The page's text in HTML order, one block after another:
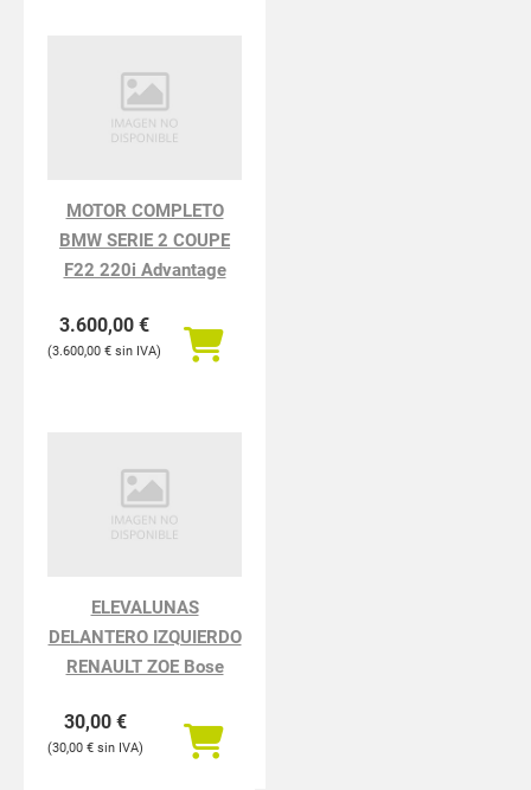
MOTOR COMPLETO
BMW SERIE 2 COUPE
F22 220i Advantage
3.600,00 €
3.600,00 €
ELEVALUNAS
DELANTERO IZQUIERDO
RENAULT ZOE Bose
30,00 €
30,00 €